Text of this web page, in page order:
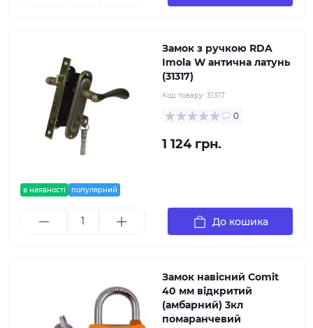
в наявності популярний
Замок з ручкою RDA
Imola W антична латунь
(31317)
Код товару: 31317
0
1 124 грн.
До кошика
Замок навісний Comit
40 мм відкритий
(амбарний) 3кл
помаранчевий